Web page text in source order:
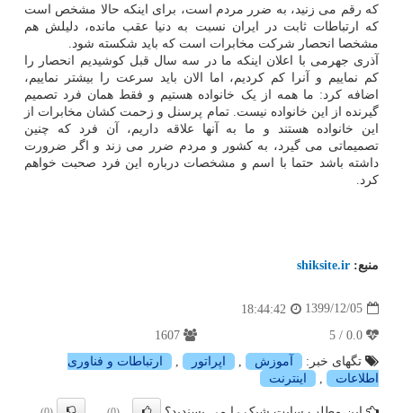
که رقم می زنید، به ضرر مردم است، برای اینکه حالا مشخص است
که ارتباطات ثابت در ایران نسبت به دنیا عقب مانده، دلیلش هم
مشخصا انحصار شرکت مخابرات است که باید شکسته شود.
آذری جهرمی با اعلان اینکه ما در سه سال قبل کوشیدیم انحصار را
کم نماییم و آنرا کم کردیم، اما الان باید سرعت را بیشتر نماییم،
اضافه کرد: ما همه از یک خانواده هستیم و فقط همان فرد تصمیم
گیرنده از این خانواده نیست. تمام پرسنل و زحمت کشان مخابرات از
این خانواده هستند و ما به آنها علاقه داریم، آن فرد که چنین
تصمیماتی می گیرد، به کشور و مردم ضرر می زند و اگر ضرورت
داشته باشد حتما با اسم و مشخصات درباره این فرد صحبت خواهم
کرد.
منبع: shiksite.ir
1399/12/05
18:44:42
تگهای خبر:
آموزش , اپراتور ,
ارتباطات و فناوری
اطلاعات
, اینترنت